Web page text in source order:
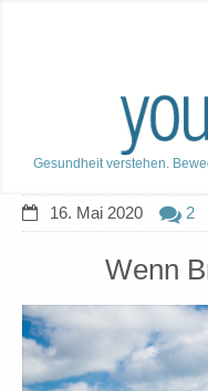
Gesundheit verstehen.
16. Mai 2020 2
Wenn